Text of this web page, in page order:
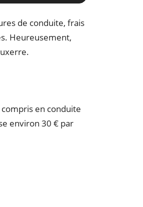
de conduite, frais
Heureusement,
en conduite
environ 30 € par